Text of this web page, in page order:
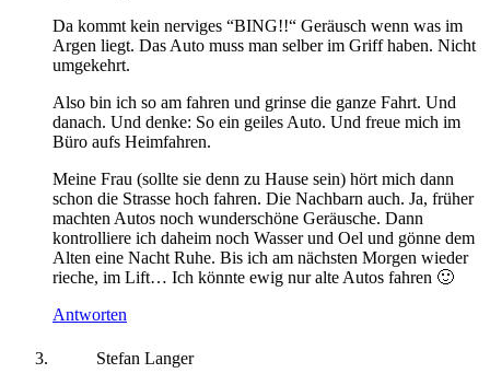
Da kommt kein nerviges “BING!!“ Geräusch wenn was im
Argen liegt. Das Auto muss man selber im Griff haben. Nicht
umgekehrt.
Also bin ich so am fahren und grinse die ganze Fahrt. Und
danach. Und denke: So ein geiles Auto. Und freue mich im
Büro aufs Heimfahren.
Meine Frau (sollte sie denn zu Hause sein) hört mich dann
schon die Strasse hoch fahren. Die Nachbarn auch. Ja, früher
machten Autos noch wunderschöne Geräusche. Dann
kontrolliere ich daheim noch Wasser und Oel und gönne dem
Alten eine Nacht Ruhe. Bis ich am nächsten Morgen wieder
rieche, im Lift… Ich könnte ewig nur alte Autos fahren 🙂
Antworten
Stefan Langer